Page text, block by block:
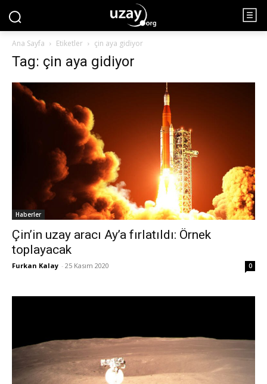
Ana Sayfa Etiketler çin aya gidiyor
Tag: çin aya gidiyor
Haberler
Çin’in uzay aracı Ay’a fırlatıldı: Örnek
toplayacak
Furkan Kalay - 25 Kasım 2020 0